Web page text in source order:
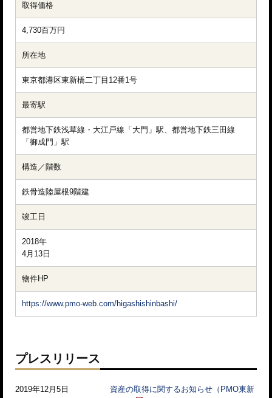
取得価格
4,730百万円
所在地
東京都港区東新橋二丁目12番1号
最寄駅
都営地下鉄浅草線・大江戸線「大門」駅、都営地下鉄三田線
「御成門」駅
構造／階数
鉄骨造陸屋根9階建
竣工日
2018年
4月13日
物件HP
https://www.pmo-web.com/higashishinbashi/
プレスリリース
2019年12月5日
資産の取得に関するお知らせ（PMO東新